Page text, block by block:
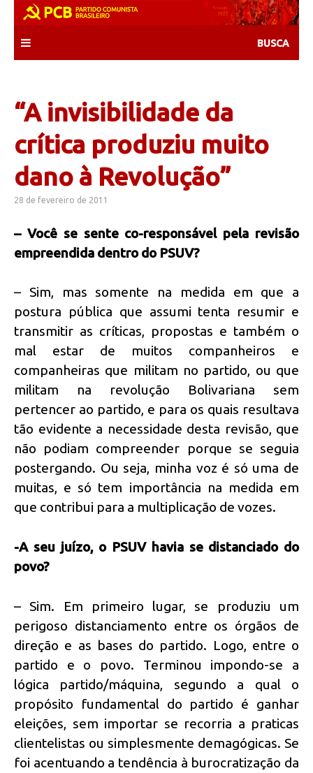
content
“A invisibilidade da
crítica produziu muito
dano à Revolução”
28 de fevereiro de 2011
– Você se sente co-responsável pela revisão
empreendida dentro do PSUV?
– Sim, mas somente na medida em que a
postura pública que assumi tenta resumir e
transmitir as críticas, propostas e também o
mal estar de muitos companheiros e
companheiras que militam no partido, ou que
militam na revolução Bolivariana sem
pertencer ao partido, e para os quais resultava
tão evidente a necessidade desta revisão, que
não podiam compreender porque se seguia
postergando. Ou seja, minha voz é só uma de
muitas, e só tem importância na medida em
que contribui para a multiplicação de vozes.
-A seu juízo, o PSUV havia se distanciado do
povo?
– Sim. Em primeiro lugar, se produziu um
perigoso distanciamento entre os órgãos de
direção e as bases do partido. Logo, entre o
partido e o povo. Terminou impondo-se a
lógica partido/máquina, segundo a qual o
propósito fundamental do partido é ganhar
eleições, sem importar se recorria a praticas
clientelistas ou simplesmente demagógicas. Se
foi acentuando a tendência à burocratização da